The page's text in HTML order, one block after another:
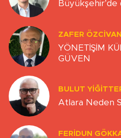
ZAFER ÖZCIVAN
YÖNETİŞİM
GÜVEN
BULUT
Atlara Neden
FERIDUN